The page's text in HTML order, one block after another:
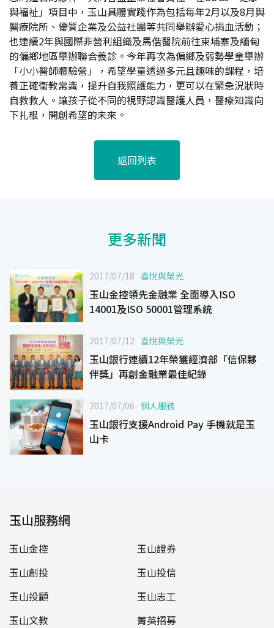
與福祉」項目中，玉山具體實踐作為包括每年2月以及8月與
醫療院所、優質企業及公益社團等共同舉辦愛心捐血活動；
也連續2年與國際非營利組織及馬偕醫院前往柬埔寨及緬甸
的偏鄉地區舉辦聯合義診。今年再次為偏鄉及弱勢學童舉辦
「小小醫師體驗營」，希望學童透過多元且趣味的課程，培
養正確衛教常識，提升自我照護能力，更可以在緊急況狀時
自救救人。讓孩子從不同的視野認識醫護人員，醫療知識向
下扎根，開創希望的未來。
返回列表
更多新聞
2017/07/18 喜悅與榮光
玉山金控領先金融業 全面導入ISO
14001及ISO 50001管理系統
2017/07/12 喜悅與榮光
玉山銀行連續12年榮獲經濟部「信保夥
伴獎」再創金融業最佳紀錄
2017/07/06 個人服務
玉山銀行支援Android Pay 手機就是玉
山卡
玉山服務網
玉山金控
玉山證券
玉山創投
玉山投信
玉山投顧
玉山志工
玉山文教
菁英招募